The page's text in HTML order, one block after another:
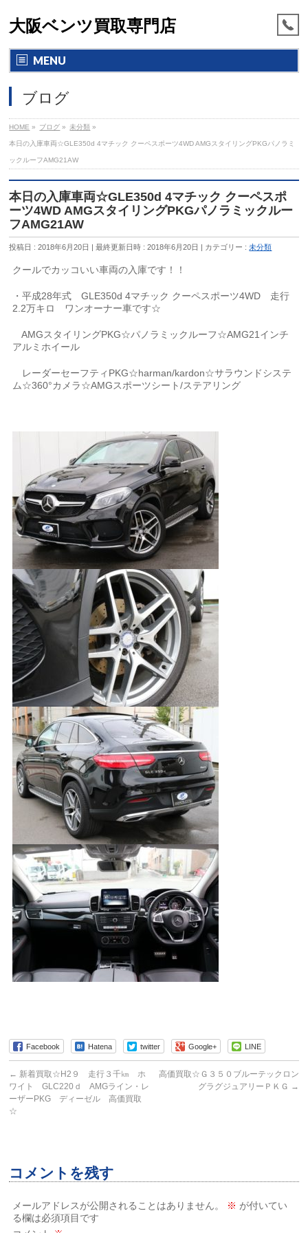
大阪ベンツ買取専門店
MENU
ブログ
HOME » ブログ » 未分類 »
本日の入庫車両☆GLE350d 4マチック クーペスポーツ4WD AMGスタイリングPKGパノラミ
ックルーフAMG21AW
本日の入庫車両☆GLE350d 4マチック クーペスポ
ーツ4WD AMGスタイリングPKGパノラミックルー
フAMG21AW
投稿日 : 2018年6月20日 最終更新日時 : 2018年6月20日 カテゴリー :未分類
クールでカッコいい車両の入庫です！！
・平成28年式 GLE350d 4マチック クーペスポーツ4WD 走行
2.2万キロ ワンオーナー車です☆
AMGスタイリングPKG☆パノラミックルーフ☆AMG21インチ
アルミホイール
レーダーセーフティPKG☆harman/kardon☆サラウンドシステ
ム☆360°カメラ☆AMGスポーツシート/ステアリング
Facebook Hatena twitter Google+ LINE
← 新着買取☆H2９ 走行３千㎞ ホ
ワイト GLC220ｄ AMGライン・レ
ーザーPKG ディーゼル 高価買取
☆
高価買取☆Ｇ３５０ブルーテックロン
グラグジュアリーＰＫＧ →
コメントを残す
メールアドレスが公開されることはありません。 ※ が付いてい
る欄は必須項目です